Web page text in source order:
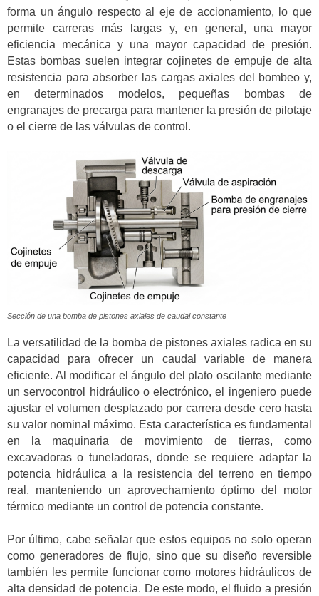
forma un ángulo respecto al eje de accionamiento, lo que
permite carreras más largas y, en general, una mayor
eficiencia mecánica y una mayor capacidad de presión.
Estas bombas suelen integrar cojinetes de empuje de alta
resistencia para absorber las cargas axiales del bombeo y,
en determinados modelos, pequeñas bombas de
engranajes de precarga para mantener la presión de pilotaje
o el cierre de las válvulas de control.
Sección de una bomba de pistones axiales de caudal constante
La versatilidad de la bomba de pistones axiales radica en su
capacidad para ofrecer un caudal variable de manera
eficiente. Al modificar el ángulo del plato oscilante mediante
un servocontrol hidráulico o electrónico, el ingeniero puede
ajustar el volumen desplazado por carrera desde cero hasta
su valor nominal máximo. Esta característica es fundamental
en la maquinaria de movimiento de tierras, como
excavadoras o tuneladoras, donde se requiere adaptar la
potencia hidráulica a la resistencia del terreno en tiempo
real, manteniendo un aprovechamiento óptimo del motor
térmico mediante un control de potencia constante.
Por último, cabe señalar que estos equipos no solo operan
como generadores de flujo, sino que su diseño reversible
también les permite funcionar como motores hidráulicos de
alta densidad de potencia. De este modo, el fluido a presión